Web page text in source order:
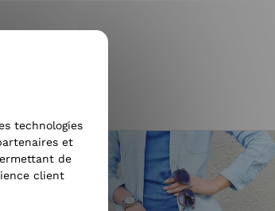
technologies
et
de
client